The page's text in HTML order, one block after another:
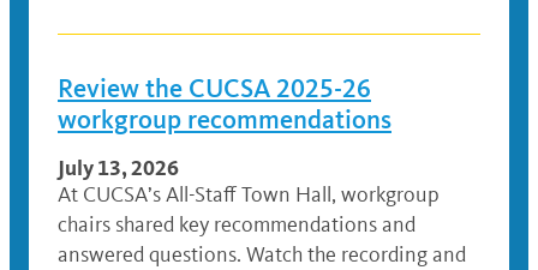
Review the CUCSA 2025-26
workgroup recommendations
July 13, 2026
At CUCSA’s All-Staff Town Hall, workgroup
chairs shared key recommendations and
answered questions. Watch the recording and